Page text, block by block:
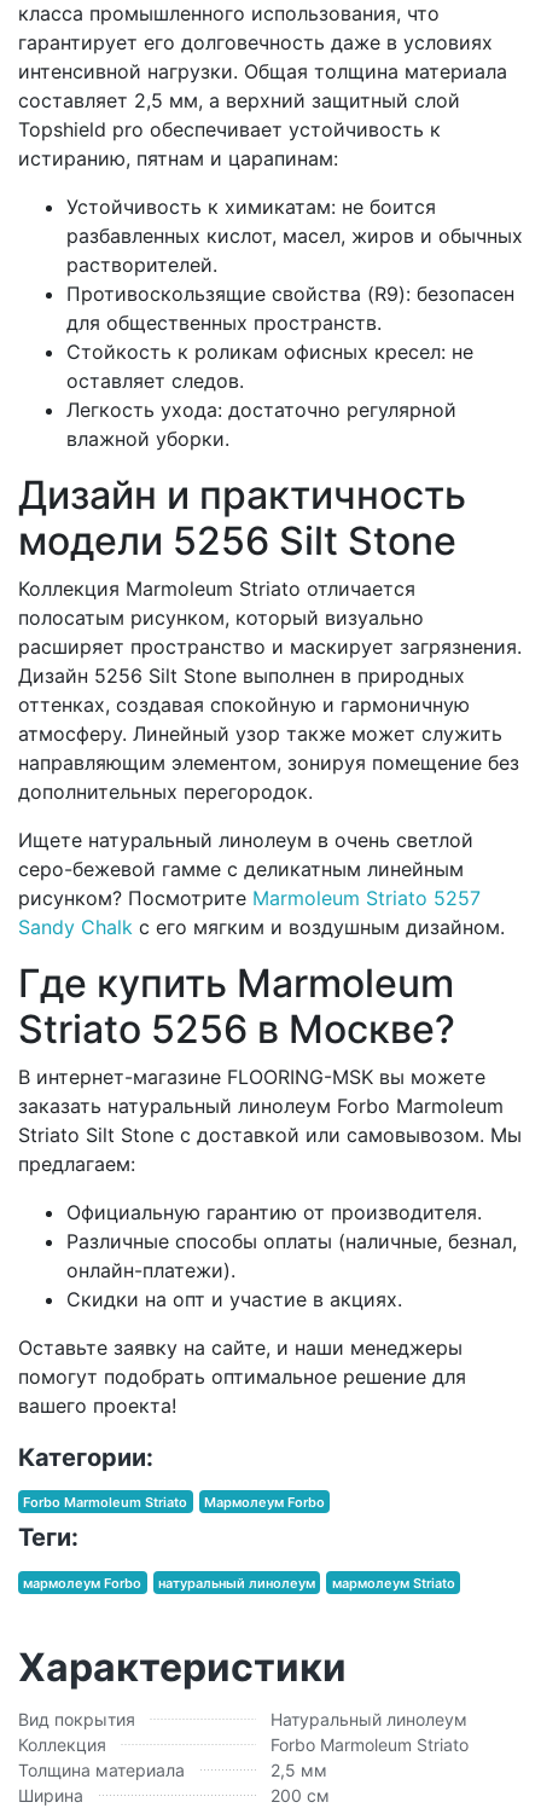
класса промышленного использования, что
гарантирует его долговечность даже в условиях
интенсивной нагрузки. Общая толщина материала
составляет 2,5 мм, а верхний защитный слой
Topshield pro обеспечивает устойчивость к
истиранию, пятнам и царапинам:
Устойчивость к химикатам: не боится
разбавленных кислот, масел, жиров и обычных
растворителей.
Противоскользящие свойства (R9): безопасен
для общественных пространств.
Стойкость к роликам офисных кресел: не
оставляет следов.
Легкость ухода: достаточно регулярной
влажной уборки.
Дизайн и практичность
модели 5256 Silt Stone
Коллекция Marmoleum Striato отличается
полосатым рисунком, который визуально
расширяет пространство и маскирует загрязнения.
Дизайн 5256 Silt Stone выполнен в природных
оттенках, создавая спокойную и гармоничную
атмосферу. Линейный узор также может служить
направляющим элементом, зонируя помещение без
дополнительных перегородок.
Ищете натуральный линолеум в очень светлой
серо-бежевой гамме с деликатным линейным
рисунком? Посмотрите Marmoleum Striato 5257
Sandy Chalk с его мягким и воздушным дизайном.
Где купить Marmoleum
Striato 5256 в Москве?
В интернет-магазине FLOORING-MSK вы можете
заказать натуральный линолеум Forbo Marmoleum
Striato Silt Stone с доставкой или самовывозом. Мы
предлагаем:
Официальную гарантию от производителя.
Различные способы оплаты (наличные, безнал,
онлайн-платежи).
Скидки на опт и участие в акциях.
Оставьте заявку на сайте, и наши менеджеры
помогут подобрать оптимальное решение для
вашего проекта!
Категории:
Forbo Marmoleum Striato Мармолеум Forbo
Теги:
мармолеум Forbo натуральный линолеум мармолеум Striato
Характеристики
Вид покрытия
Натуральный линолеум
Коллекция
Forbo Marmoleum Striato
Толщина материала
2,5 мм
Ширина
200 см